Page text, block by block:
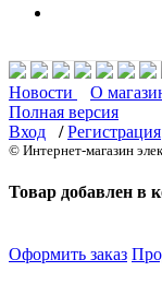
Новости
О
Полная версия
Вход
/ Регистрация
© Интернет-магазин
Товар добавлен в
Оформить заказ